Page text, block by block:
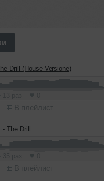
Drill (House Versione)
В плейлист
The Drill
В плейлист